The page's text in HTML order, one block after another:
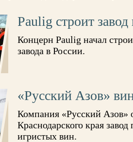
Paulig строит
Концерн Paulig начал
завода в России.
«Русский Азов»
Компания «Русский Азов»
Краснодарского края
игристых вин.